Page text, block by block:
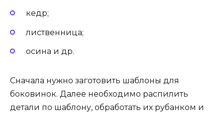
кедр;
лиственница;
осина и др.
Сначала нужно заготовить шаблоны для
боковинок. Далее необходимо распилить
детали по шаблону, обработать их рубанком и